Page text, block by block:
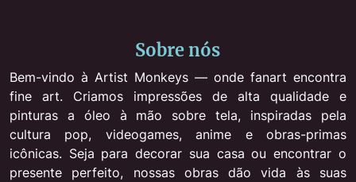
Sobre nós
Bem-vindo à Artist Monkeys — onde fanart encontra
fine art. Criamos impressões de alta qualidade e
pinturas a óleo à mão sobre tela, inspiradas pela
cultura pop, videogames, anime e obras-primas
icônicas. Seja para decorar sua casa ou encontrar o
presente perfeito, nossas obras dão vida às suas